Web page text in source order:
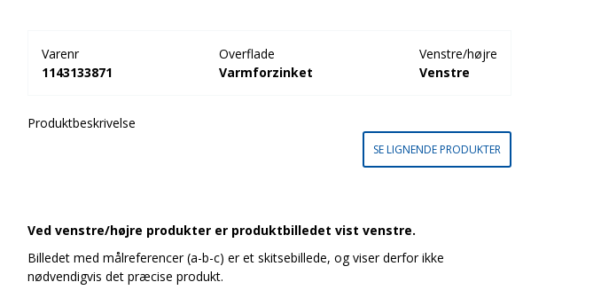
Varenr
1143133871
Overflade
Varmforzinket
Venstre/højre
Venstre
Produktbeskrivelse
SE LIGNENDE PRODUKTER
Ved venstre/højre produkter er produktbilledet vist venstre.
Billedet med målreferencer (a-b-c) er et skitsebillede, og viser derfor ikke
nødvendigvis det præcise produkt.